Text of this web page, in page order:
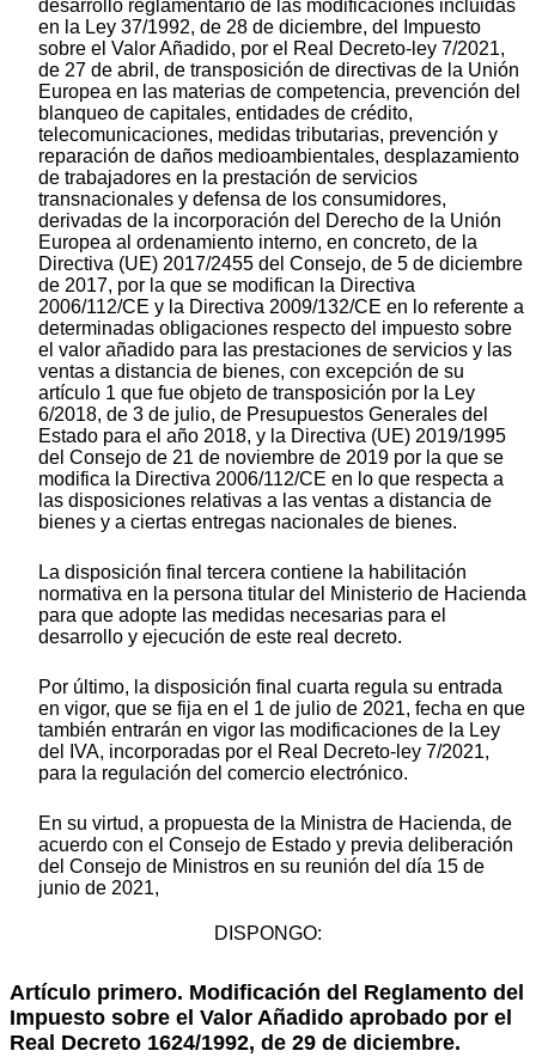
desarrollo reglamentario de las modificaciones incluidas
en la Ley 37/1992, de 28 de diciembre, del Impuesto
sobre el Valor Añadido, por el Real Decreto-ley 7/2021,
de 27 de abril, de transposición de directivas de la Unión
Europea en las materias de competencia, prevención del
blanqueo de capitales, entidades de crédito,
telecomunicaciones, medidas tributarias, prevención y
reparación de daños medioambientales, desplazamiento
de trabajadores en la prestación de servicios
transnacionales y defensa de los consumidores,
derivadas de la incorporación del Derecho de la Unión
Europea al ordenamiento interno, en concreto, de la
Directiva (UE) 2017/2455 del Consejo, de 5 de diciembre
de 2017, por la que se modifican la Directiva
2006/112/CE y la Directiva 2009/132/CE en lo referente a
determinadas obligaciones respecto del impuesto sobre
el valor añadido para las prestaciones de servicios y las
ventas a distancia de bienes, con excepción de su
artículo 1 que fue objeto de transposición por la Ley
6/2018, de 3 de julio, de Presupuestos Generales del
Estado para el año 2018, y la Directiva (UE) 2019/1995
del Consejo de 21 de noviembre de 2019 por la que se
modifica la Directiva 2006/112/CE en lo que respecta a
las disposiciones relativas a las ventas a distancia de
bienes y a ciertas entregas nacionales de bienes.
La disposición final tercera contiene la habilitación
normativa en la persona titular del Ministerio de Hacienda
para que adopte las medidas necesarias para el
desarrollo y ejecución de este real decreto.
Por último, la disposición final cuarta regula su entrada
en vigor, que se fija en el 1 de julio de 2021, fecha en que
también entrarán en vigor las modificaciones de la Ley
del IVA, incorporadas por el Real Decreto-ley 7/2021,
para la regulación del comercio electrónico.
En su virtud, a propuesta de la Ministra de Hacienda, de
acuerdo con el Consejo de Estado y previa deliberación
del Consejo de Ministros en su reunión del día 15 de
junio de 2021,
DISPONGO:
Artículo primero. Modificación del Reglamento del
Impuesto sobre el Valor Añadido aprobado por el
Real Decreto 1624/1992, de 29 de diciembre.